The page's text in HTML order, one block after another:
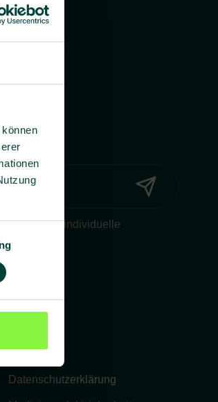
prevent mir individuelle
darf.
Impressum
Datenschutzerklärung